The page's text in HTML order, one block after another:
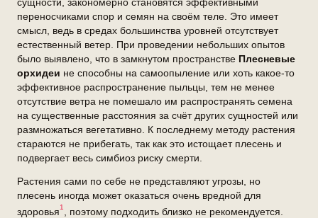
сущности, закономерно становятся эффективными
переносчиками спор и семян на своём теле. Это имеет
смысл, ведь в средах большинства уровней отсутствует
естественный ветер. При проведении небольших опытов
было выявлено, что в замкнутом пространстве Плесневые
орхидеи не способны на самоопыление или хоть какое-то
эффективное распространение пыльцы, тем не менее
отсутствие ветра не помешало им распространять семена
на существенные расстояния за счёт других сущностей или
размножаться вегетативно. К последнему методу растения
стараются не прибегать, так как это истощает плесень и
подвергает весь симбиоз риску смерти.
Растения сами по себе не представляют угрозы, но
плесень иногда может оказаться очень вредной для
здоровья1
, поэтому подходить близко не рекомендуется.